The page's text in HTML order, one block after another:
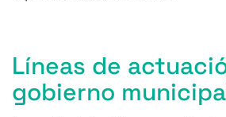
Líneas de
gobierno